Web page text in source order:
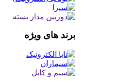
برند های ویژه